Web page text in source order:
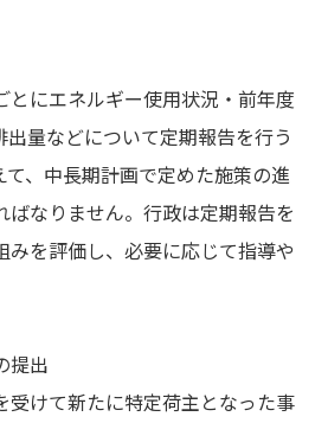
とにエネルギー使用状況・前年度
出量などについて定期報告を行う
、中長期計画で定めた施策の進
ばなりません。行政は定期報告を
みを評価し、必要に応じて指導や
提出
受けて新たに特定荷主となった事